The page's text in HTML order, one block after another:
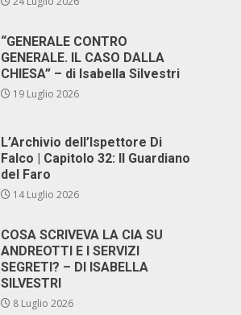
“GENERALE CONTRO
GENERALE. IL CASO DALLA
CHIESA” – di Isabella Silvestri
19 Luglio 2026
L’Archivio dell’Ispettore Di
Falco | Capitolo 32: Il Guardiano
del Faro
14 Luglio 2026
COSA SCRIVEVA LA CIA SU
ANDREOTTI E I SERVIZI
SEGRETI? – DI ISABELLA
SILVESTRI
8 Luglio 2026